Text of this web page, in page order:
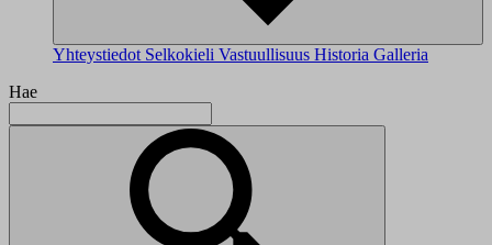
Yhteystiedot Selkokieli Vastuullisuus Historia Galleria
Hae